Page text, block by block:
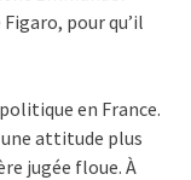
pour qu’il
en France.
attitude plus
jugée floue. À